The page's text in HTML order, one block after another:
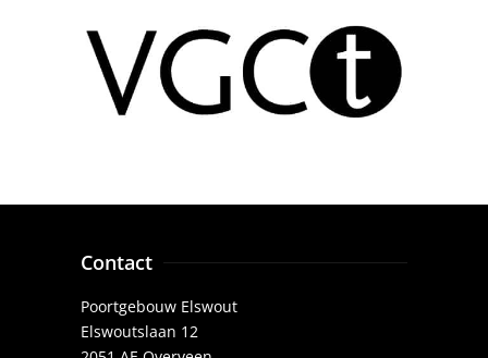
Contact
Poortgebouw Elswout
Elswoutslaan 12